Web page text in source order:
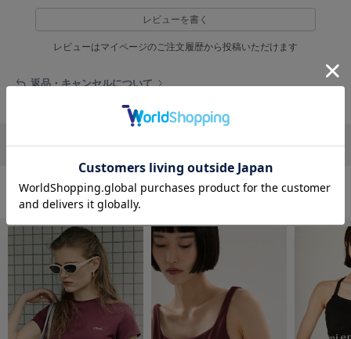
ファーファー
ジェラート ピケ キャットアンドドッグ
gelato pique Sleep
ジェラート ピケ スリープ
GRAMICCI
グラミチ
Henon.
へノン
レビューを書く
レビューはマイページのご注文履歴から投稿いただけます
返品・キャンセルについて
おすすめ商品